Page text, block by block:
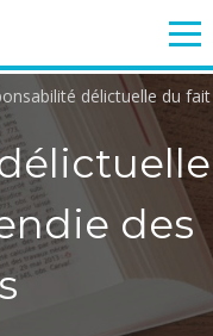
FAMILLE
délictuelle du fait
des